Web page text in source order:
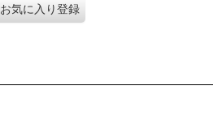
お気に入り登録